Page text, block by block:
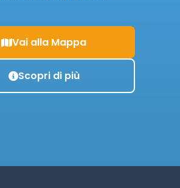
Vai alla Mappa
Scopri di più